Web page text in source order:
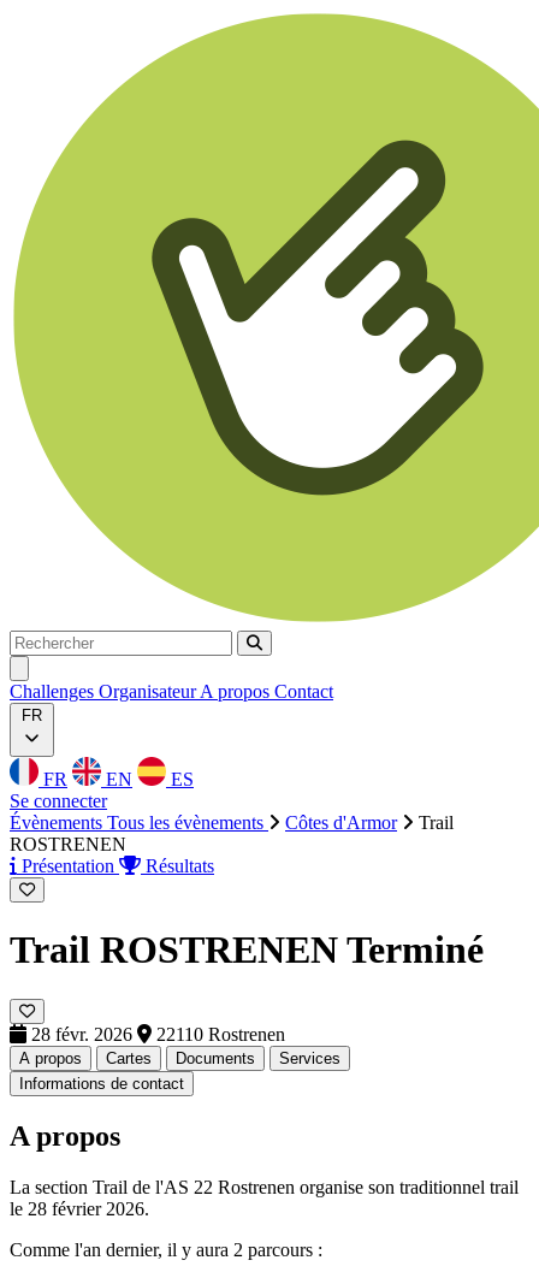
Rechercher
Rechercher
Challenges OrganisateurA propos Contact
FR
FR EN
ES
Se connecter
Évènements Tous les évènements Côtes d'Armor
Trail
ROSTRENEN
Présentation
Résultats
Trail ROSTRENENTerminé
28 févr. 2026 22110 Rostrenen
A propos Cartes Documents
Services
Informations de contact
A propos
La section Trail de l'AS 22 Rostrenen organise son traditionnel trail
le 28 février 2026.
Comme l'an dernier, il y aura 2 parcours :